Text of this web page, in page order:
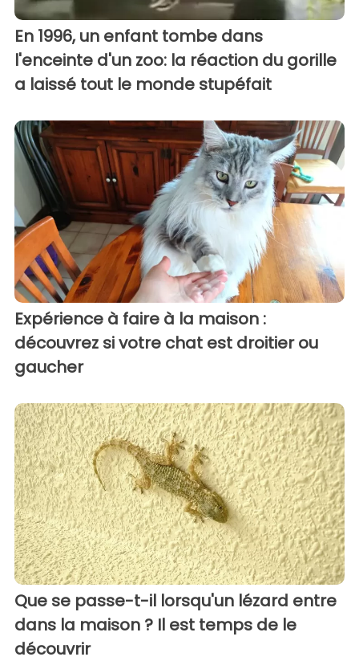
En 1996, un enfant tombe dans
l'enceinte d'un zoo: la réaction du gorille
a laissé tout le monde stupéfait
Expérience à faire à la maison :
découvrez si votre chat est droitier ou
gaucher
Que se passe-t-il lorsqu'un lézard entre
dans la maison ? Il est temps de le
découvrir